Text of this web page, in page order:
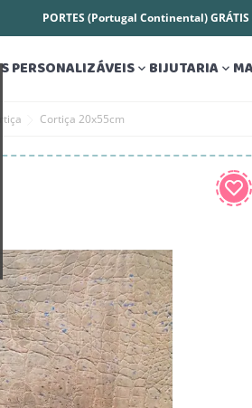
PORTES (Portugal Continental)
PERSONALIZÁVEIS BIJUTARIA
Cortiça 20x55cm